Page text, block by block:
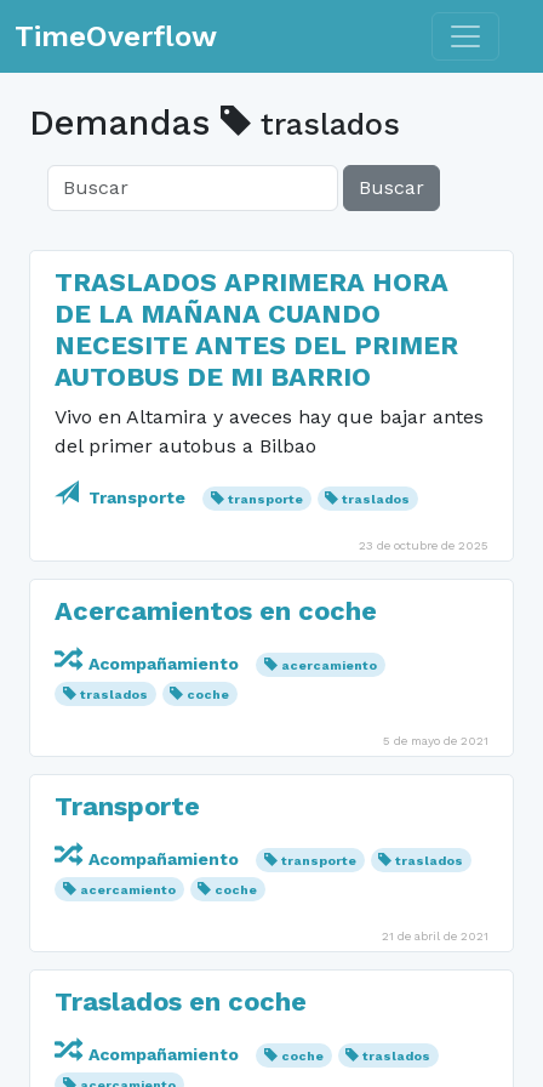
TimeOverflow Toggle
Demandas traslados
Buscar
TRASLADOS APRIMERA HORA
DE LA MAÑANA CUANDO
NECESITE ANTES DEL PRIMER
AUTOBUS DE MI BARRIO
Vivo en Altamira y aveces hay que bajar antes
del primer autobus a Bilbao
Transporte transporte traslados
23 de octubre de 2025
Acercamientos en coche
Acompañamiento
acercamiento
traslados
coche
5 de mayo de 2021
Transporte
Acompañamiento transporte
traslados
acercamiento
coche
21 de abril de 2021
Traslados en coche
Acompañamiento coche
traslados